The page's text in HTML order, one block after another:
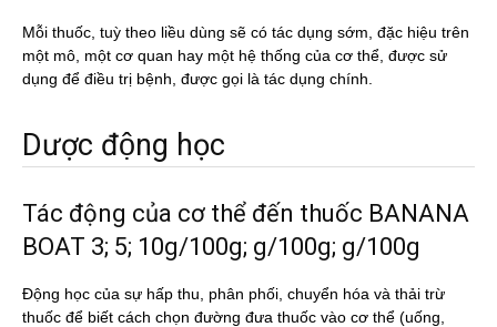
Mỗi thuốc, tuỳ theo liều dùng sẽ có tác dụng sớm, đặc hiệu trên
một mô, một cơ quan hay một hệ thống của cơ thể, được sử
dụng để điều trị bệnh, được gọi là tác dụng chính.
Dược động học
Tác động của cơ thể đến thuốc BANANA
BOAT 3; 5; 10g/100g; g/100g; g/100g
Động học của sự hấp thu, phân phối, chuyển hóa và thải trừ
thuốc để biết cách chọn đường đưa thuốc vào cơ thể (uống,